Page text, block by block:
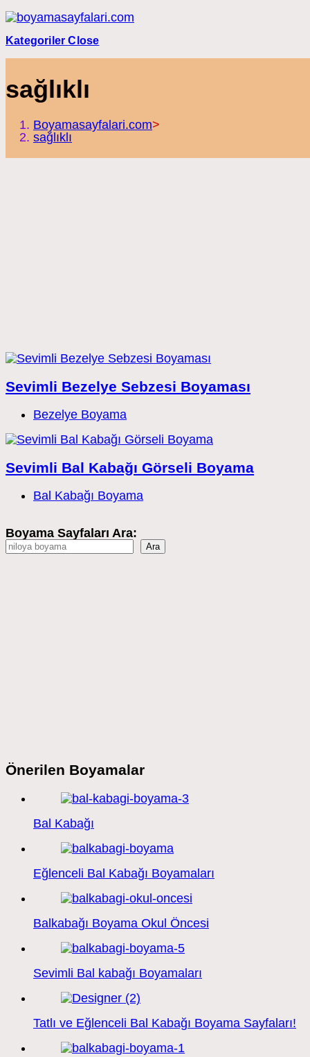
Skip
to
content
Kategoriler Close
sağlıklı
Boyamasayfalari.com>
sağlıklı
Sevimli Bezelye Sebzesi Boyaması
Post
Bezelye Boyama
Sevimli Bal Kabağı Görseli Boyama
Post
Bal Kabağı Boyama
Boyama Sayfaları Ara:
Ara
Önerilen Boyamalar
Bal Kabağı
Eğlenceli Bal Kabağı Boyamaları
Balkabağı Boyama Okul Öncesi
Sevimli Bal kabağı Boyamaları
Tatlı ve Eğlenceli Bal Kabağı Boyama Sayfaları!